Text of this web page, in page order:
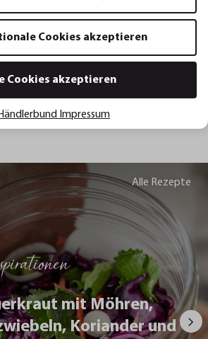
€*
mit Möhren,
Koriander und
Alle Rezepte
Cookies akzeptieren
Cookies akzeptieren
Impressum